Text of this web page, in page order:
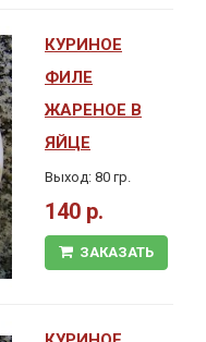
КУРИНОЕ
ФИЛЕ
ЖАРЕНОЕ В
ЯЙЦЕ
Выход: 80 гр.
140 р.
ЗАКАЗАТЬ